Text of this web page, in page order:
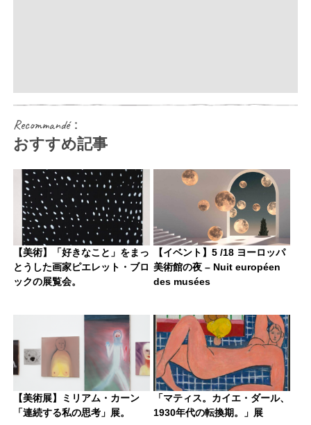
Recommandé：
おすすめ記事
【美術】「好きなこと」をまっ
とうした画家ピエレット・ブロ
ックの展覧会。
【イベント】5 /18 ヨーロッパ
美術館の夜 – Nuit européen
des musées
【美術展】ミリアム・カーン
「連続する私の思考」展。
「マティス。カイエ・ダール、
1930年代の転換期。」展